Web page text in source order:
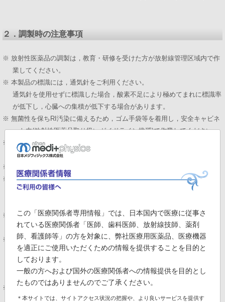
２．調製時の注意事項
※ 放射性医薬品の調製は，教育・研修を受けた方が放射線管理区域内で作
業してください。
※ 本製品の標識には，通気針をご利用ください。
通気針を使用せずに標識した場合，酸素不足により極めてまれに標識率
が低下し，心臓への集積が低下する場合があります。
※ 無菌性を保ちRI汚染に備えるため，ゴム手袋等を着用し，安全キャビネ
ット内(放射性医薬品取り扱いガイドライン推奨)で作業してください。
※ 被曝を低減するために，鉛シールドおよびシリンジシールドを使用して
ください。
※ 調製に使用するシリンジ，針などは滅菌済のものを使用してください。
※ バイアルのゴム栓表面は，アルコール綿等で消毒してください。また，
アルコールは乾燥して初めて消毒効果が出るので，アルコールが乾燥し
※ 交差汚染回避のため，針やシリンジは操作ごとに必ず新しいものに取替
えてご使用ください。
※ 投与量は年齢，体重及び検査方法により適宜増減しますが，診断上の有
益性が被曝による不利益を上回ると判断される場合にのみ投与すること
とし，投与量は「放射性医薬品の適正使用におけるガイドライン(日本
核医学会)」等の文献を参考に，最少限度にとどめてください。
※ 1バイアルを1人に使用します。
この「医療関係者専用情報」では、日本国内で医療に従事さ
れている医療関係者「医師、歯科医師、放射線技師、薬剤
師、看護師等」の方を対象に、弊社医療用医薬品、医療機器
を適正にご使用いただくための情報を提供することを目的と
しております。
一般の方へおよび国外の医療関係者への情報提供を目的とし
たものではありませんのでご了承ください。
＊本サイトでは、サイトアクセス状況の把握や、より良いサービスを提供す